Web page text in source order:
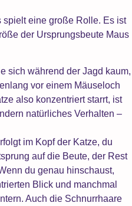
eine große Rolle. Es ist
der Ursprungsbeute Maus
sich während der Jagd kaum,
vor einem Mäuseloch
also konzentriert starrt, ist
natürliches Verhalten –
im Kopf der Katze, du
auf die Beute, der Rest
du genau hinschaust,
Blick und manchmal
Auch die Schnurrhaare